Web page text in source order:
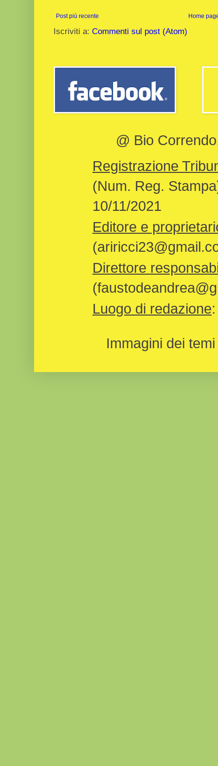
Post più recente Home
Iscriviti a: Commenti sul post (Atom)
@ Bio
Registrazione
(Num. Reg.
10/11/2021
Editore e
Direttore
Luogo di redazione
Immagini dei